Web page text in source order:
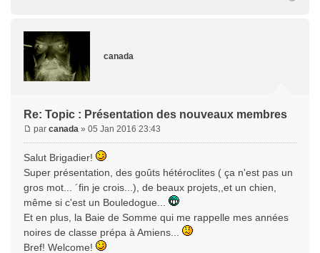
canada
Re: Topic : Présentation des nouveaux membres
par canada » 05 Jan 2016 23:43
Salut Brigadier!
Super présentation, des goûts hétéroclites ( ça n'est pas un
gros mot... ´fin je crois...), de beaux projets,,et un chien,
même si c'est un Bouledogue...
Et en plus, la Baie de Somme qui me rappelle mes années
noires de classe prépa à Amiens...
Bref! Welcome!